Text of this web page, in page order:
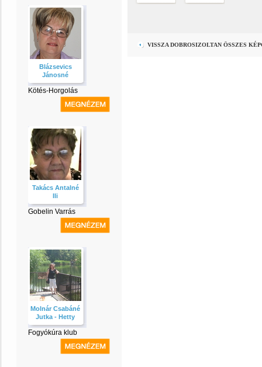
Blázsevics
Jánosné
Kötés-Horgolás
Takács Antalné
Ili
Gobelin Varrás
Molnár Csabáné
Jutka - Hetty
Fogyókúra klub
VISSZA DOBROSIZOLTAN ÖSSZES